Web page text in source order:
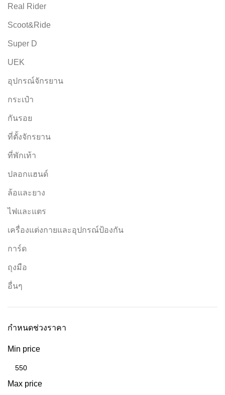
Real Rider
Scoot&Ride
Super D
UEK
อุปกรณ์จักรยาน
กระเป๋า
กันรอย
ที่ตั้งจักรยาน
ที่พักเท้า
ปลอกแฮนด์
ล้อและยาง
ไฟและแตร
เครื่องแต่งกายและอุปกรณ์ป้องกัน
การ์ด
ถุงมือ
อื่นๆ
กำหนดช่วงราคา
Min price
Max price